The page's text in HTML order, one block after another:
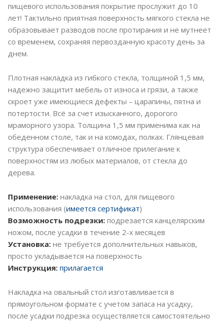
пищевого использования покрытие прослужит до 10
лет! Тактильно приятная поверхность мягкого стекла не
образовывает разводов после протирания и не мутнеет
со временем, сохраняя первозданную красоту день за
днем.
Плотная накладка из гибкого стекла, толщиной 1,5 мм,
надежно защитит мебель от износа и грязи, а также
скроет уже имеющиеся дефекты – царапины, пятна и
потертости. Всё за счет изысканного, дорогого
мраморного узора. Толщина 1,5 мм применима как на
обеденном столе, так и на комодах, полках. Глянцевая
структура обеспечивает отличное прилегание к
поверхностям из любых материалов, от стекла до
дерева.
Применение: накладка на стол, для пищевого
использования (имеется сертификат)
Возможность подрезки: подрезается канцелярским
ножом, после усадки в течение 2-х месяцев
Установка: не требуется дополнительных навыков,
просто укладывается на поверхность
Инструкция: прилагается
Накладка на овальный стол изготавливается в
прямоугольном формате с учетом запаса на усадку,
после усадки подрезка осуществляется самостоятельно